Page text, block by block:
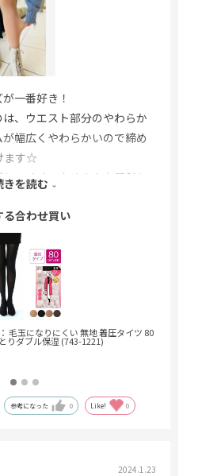
一番好き！
、ウエスト部分のやわらか
幅広くやわらかいので締め
ます☆
にくく、なめらかな肌触り
ージュ
がよく見えるかつ、白くキ
きを読む
る合わせ買い
毛玉になりにくい 無地 着圧タイツ 80
りダブル保湿 (743-1221)
参考になった 0 Like! 0
2024.1.23